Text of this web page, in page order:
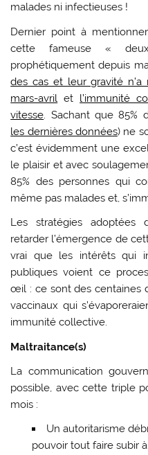
malades ni infectieuses !
Dernier point à
cette fameuse «
prophétiquement depuis
des cas et leur gravité
mars-avril et l’immunité
vitesse. Sachant que 85%
les dernières données) ne
c’est évidemment une
le plaisir et avec
85% des personnes qui
même pas malades et,
Les stratégies
retarder l’émergence de
vrai que les intérêts qui
publiques voient ce
œil : ce sont des centaines
vaccinaux qui
immunité collective.
Maltraitance(s)
La communication
possible, avec cette triple
mois :
Un autoritarisme
pouvoir tout faire subir